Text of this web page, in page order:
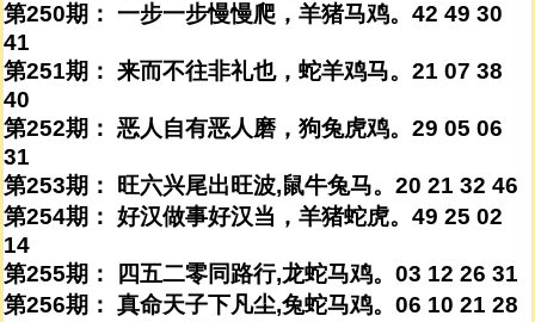
第250期： 一步一步慢慢爬，羊猪马鸡。42 49 30
41
第251期： 来而不往非礼也，蛇羊鸡马。21 07 38
40
第252期： 恶人自有恶人磨，狗兔虎鸡。29 05 06
31
第253期： 旺六兴尾出旺波,鼠牛兔马。20 21 32 46
第254期： 好汉做事好汉当，羊猪蛇虎。49 25 02
14
第255期： 四五二零同路行,龙蛇马鸡。03 12 26 31
第256期： 真命天子下凡尘,兔蛇马鸡。06 10 21 28